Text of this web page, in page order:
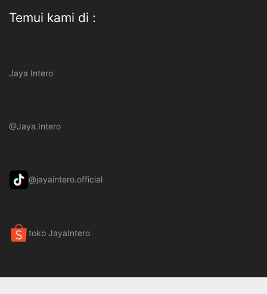
Temui kami di :
Jaya Intero
@Jaya.Intero
@jayaintero.official
toko JayaIntero